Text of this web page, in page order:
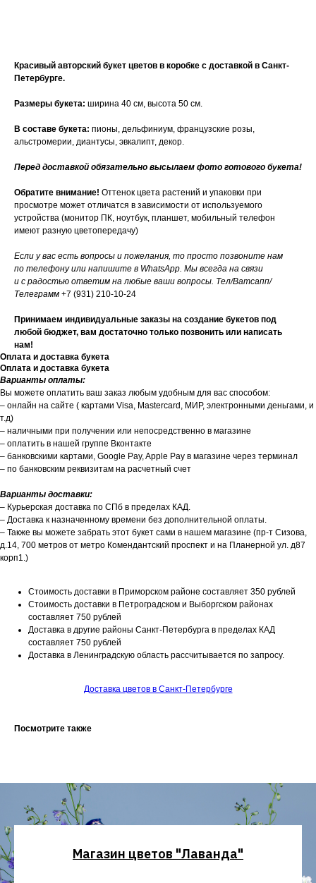
Красивый авторский букет цветов в коробке с доставкой в Санкт-
Петербурге.
Размеры букета: ширина 40 см, высота 50 см.
В составе букета: пионы, дельфиниум, французские розы,
альстромерии, диантусы, эвкалипт, декор.
Перед доставкой обязательно высылаем фото готового букета!
Обратите внимание! Оттенок цвета растений и упаковки при
просмотре может отличатся в зависимости от используемого
устройства (монитор ПК, ноутбук, планшет, мобильный телефон
имеют разную цветопередачу)
Если у вас есть вопросы и пожелания, то просто позвоните нам
по телефону или напишите в WhatsApp. Мы всегда на связи
и с радостью ответим на любые ваши вопросы. Тел/Ватсапп/
Телеграмм +7 (931) 210-10-24
Принимаем индивидуальные заказы на создание букетов под
любой бюджет, вам достаточно только позвонить или написать
нам!
Оплата и доставка букета
Оплата и доставка букета
Варианты оплаты:
Вы можете оплатить ваш заказ любым удобным для вас способом:
– онлайн на сайте ( картами Visa, Mastercard, МИР, электронными деньгами, и
т.д)
– наличными при получении или непосредственно в магазине
– оплатить в нашей группе Вконтакте
– банковскими картами, Google Pay, Apple Pay в магазине через терминал
– по банковским реквизитам на расчетный счет
Варианты доставки:
– Курьерская доставка по СПб в пределах КАД.
– Доставка к назначенному времени без дополнительной оплаты.
– Также вы можете забрать этот букет сами в нашем магазине (пр-т Сизова,
д.14, 700 метров от метро Комендантский проспект и на Планерной ул. д87
корп1.)
Стоимость доставки в Приморском районе составляет 350 рублей
Стоимость доставки в Петроградском и Выборгском районах
составляет 750 рублей
Доставка в другие районы Санкт-Петербурга в пределах КАД
составляет 750 рублей
Доставка в Ленинградскую область рассчитывается по запросу.
Доставка цветов в Санкт-Петербурге
Посмотрите также
Магазин цветов "Лаванда"